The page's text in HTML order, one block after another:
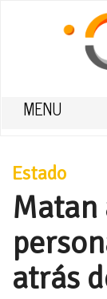
MENU
Estado
Matan
atrás